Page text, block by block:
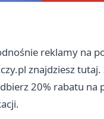
reklamy na
znajdziesztutaj.
20% rabatu na